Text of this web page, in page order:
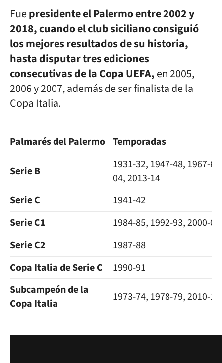
Fuepresidente el Palermo entre 2002 y
2018, cuando el club siciliano consiguió
los mejores resultados de su historia,
hasta disputar tres ediciones
consecutivas de la Copa UEFA,en 2005,
2006 y 2007, además de ser finalista de la
Copa Italia.
Palmarés del Palermo Temporadas
Serie B 1931-32, 1947-48, 1967-68
04,2013-14
SerieC
1941-42
SerieC1
1984-85, 1992-93, 2000-01
SerieC2
1987-88
Copa Italia de Serie C
1990-91
Subcampeón de la
Copa Italia
1973-74, 1978-79,2010-11